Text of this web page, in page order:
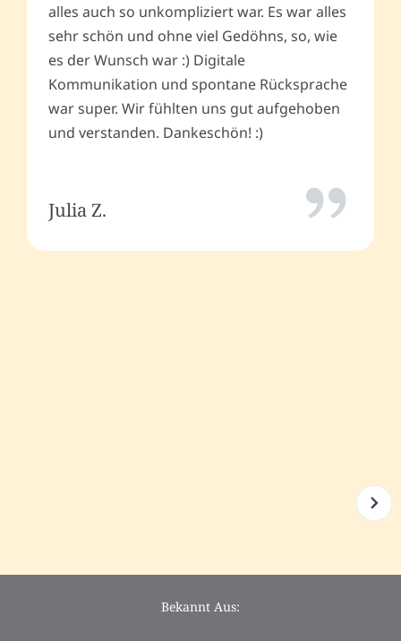
alles auch so unkompliziert war. Es war alles
sehr schön und ohne viel Gedöhns, so, wie
es der Wunsch war :) Digitale
Kommunikation und spontane Rücksprache
war super. Wir fühlten uns gut aufgehoben
und verstanden. Dankeschön! :)
Julia Z.
Bekannt Aus: